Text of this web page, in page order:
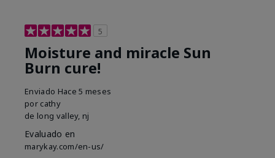
5
Moisture and miracle Sun
Burn cure!
Enviado Hace 5 meses
por cathy
de long valley, nj
Evaluado en
marykay.com/en-us/